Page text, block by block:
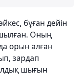
бұған дейін
Оның
орын алған
зардап
шығын